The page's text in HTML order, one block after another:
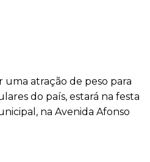
atração de peso para
do país, estará na festa
na Avenida Afonso